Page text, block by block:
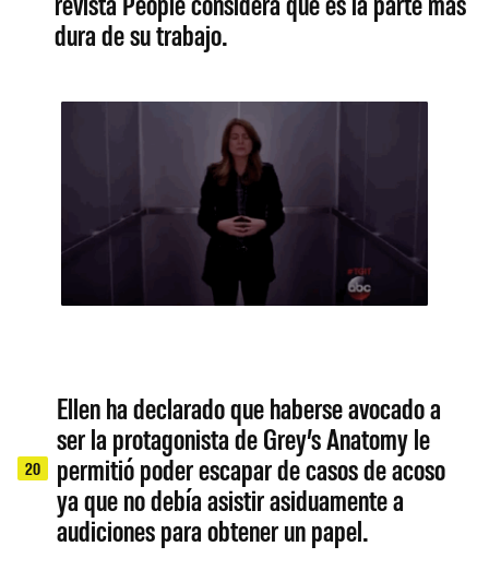
dura de su trabajo.
20
Ellen ha declarado que haberse avocado a
ser la protagonista de Grey’s Anatomy le
permitió poder escapar de casos de acoso
ya que no debía asistir asiduamente a
audiciones para obtener un papel.